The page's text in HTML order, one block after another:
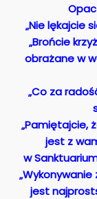
„Nie lękajcie
„Brońcie
obrażane w
„Co za
„Pamiętajcie,
jest z
w
jest